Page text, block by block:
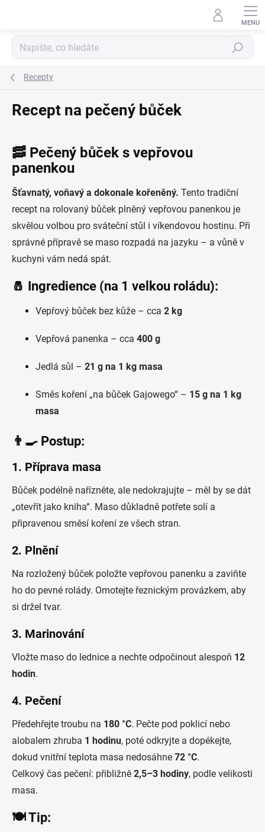
Hledat
Recepty
Recept na pečený bůček
🥓 Pečený bůček s vepřovou
panenkou
Šťavnatý, voňavý a dokonale kořeněný. Tento tradiční
recept na rolovaný bůček plněný vepřovou panenkou je
skvělou volbou pro sváteční stůl i víkendovou hostinu. Při
správné přípravě se maso rozpadá na jazyku – a vůně v
kuchyni vám nedá spát.
🧂 Ingredience (na 1 velkou roládu):
Vepřový bůček bez kůže – cca 2 kg
Vepřová panenka – cca 400 g
Jedlá sůl – 21 g na 1 kg masa
Směs koření „na bůček Gajowego“ – 15 g na 1 kg
masa
👨‍🍳 Postup:
1. Příprava masa
Bůček podélně nařízněte, ale nedokrajujte – měl by se dát
„otevřít jako kniha“. Maso důkladně potřete solí a
připravenou směsí koření ze všech stran.
2. Plnění
Na rozložený bůček položte vepřovou panenku a zaviňte
ho do pevné rolády. Omotejte řeznickým provázkem, aby
si držel tvar.
3. Marinování
Vložte maso do lednice a nechte odpočinout alespoň 12
hodin.
4. Pečení
Předehřejte troubu na 180 °C. Pečte pod poklicí nebo
alobalem zhruba 1 hodinu, poté odkryjte a dopékejte,
dokud vnitřní teplota masa nedosáhne 72 °C.
Celkový čas pečení: přibližně 2,5–3 hodiny, podle velikosti
masa.
🍽️ Tip: